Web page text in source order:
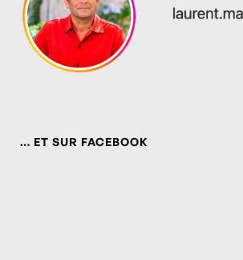
… ET SUR FACEBOOK